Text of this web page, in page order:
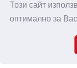
Този сайт
оптимално за